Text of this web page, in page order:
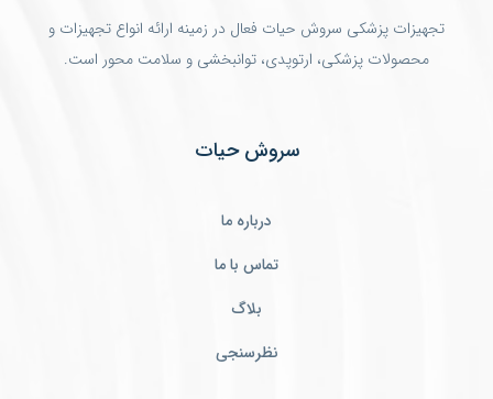
تجهیزات پزشکی سروش حیات فعال در زمینه ارائه انواع تجهیزات و
محصولات پزشکی، ارتوپدی، توانبخشی و سلامت محور است.
سروش حیات
درباره ما
تماس با ما
بلاگ
نظرسنجی